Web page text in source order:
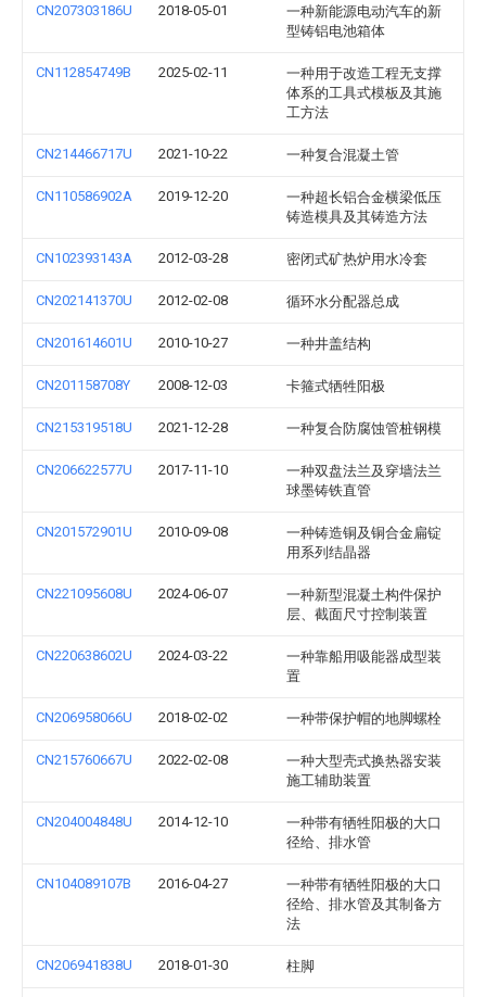
CN207303186U 2018-05-01
一种新能源电动汽车的新
型铸铝电池箱体
CN112854749B 2025-02-11
一种用于改造工程无支撑
体系的工具式模板及其施
工方法
CN214466717U 2021-10-22 一种复合混凝土管
CN110586902A 2019-12-20
一种超长铝合金横梁低压
铸造模具及其铸造方法
CN102393143A 2012-03-28 密闭式矿热炉用水冷套
CN202141370U 2012-02-08 循环水分配器总成
CN201614601U 2010-10-27 一种井盖结构
CN201158708Y 2008-12-03 卡箍式牺牲阳极
CN215319518U 2021-12-28 一种复合防腐蚀管桩钢模
CN206622577U 2017-11-10
一种双盘法兰及穿墙法兰
球墨铸铁直管
CN201572901U 2010-09-08
一种铸造铜及铜合金扁锭
用系列结晶器
CN221095608U 2024-06-07
一种新型混凝土构件保护
层、截面尺寸控制装置
CN220638602U 2024-03-22
一种靠船用吸能器成型装
置
CN206958066U 2018-02-02 一种带保护帽的地脚螺栓
CN215760667U 2022-02-08
一种大型壳式换热器安装
施工辅助装置
CN204004848U 2014-12-10
一种带有牺牲阳极的大口
径给、排水管
CN104089107B 2016-04-27
一种带有牺牲阳极的大口
径给、排水管及其制备方
法
CN206941838U 2018-01-30 柱脚